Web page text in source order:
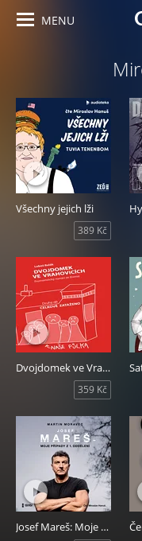
MENU
Všechny jejich lži
389 Kč
Dvojdomek ve Vrahovicích 2: Celkově zataženo
359 Kč
Josef Mareš: Moje případy z 1. oddělení